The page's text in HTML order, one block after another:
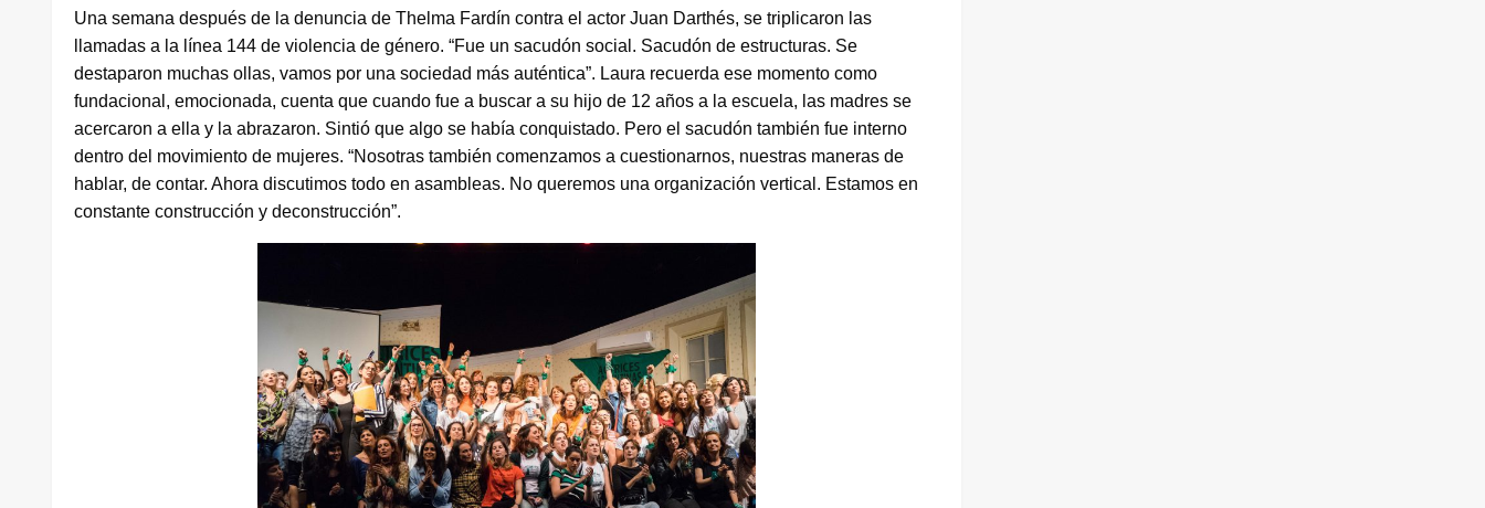
Una semana después de la denuncia de Thelma Fardín contra el actor Juan Darthés, se triplicaron las
llamadas a la línea 144 de violencia de género. “Fue un sacudón social. Sacudón de estructuras. Se
destaparon muchas ollas, vamos por una sociedad más auténtica”. Laura recuerda ese momento como
fundacional, emocionada, cuenta que cuando fue a buscar a su hijo de 12 años a la escuela, las madres se
acercaron a ella y la abrazaron. Sintió que algo se había conquistado. Pero el sacudón también fue interno
dentro del movimiento de mujeres. “Nosotras también comenzamos a cuestionarnos, nuestras maneras de
hablar, de contar. Ahora discutimos todo en asambleas. No queremos una organización vertical. Estamos en
constante construcción y deconstrucción”.